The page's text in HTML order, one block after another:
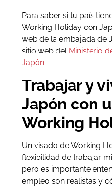
Para saber si tu país
Working Holiday con
web de la embajada de
sitio web del Ministerio
Japón.
Trabajar y
Japón con
Working
Un visado de Working
flexibilidad de trabajar
pero es importante
empleo son realistas y